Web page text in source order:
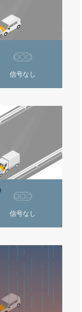
信号なし
信号なし